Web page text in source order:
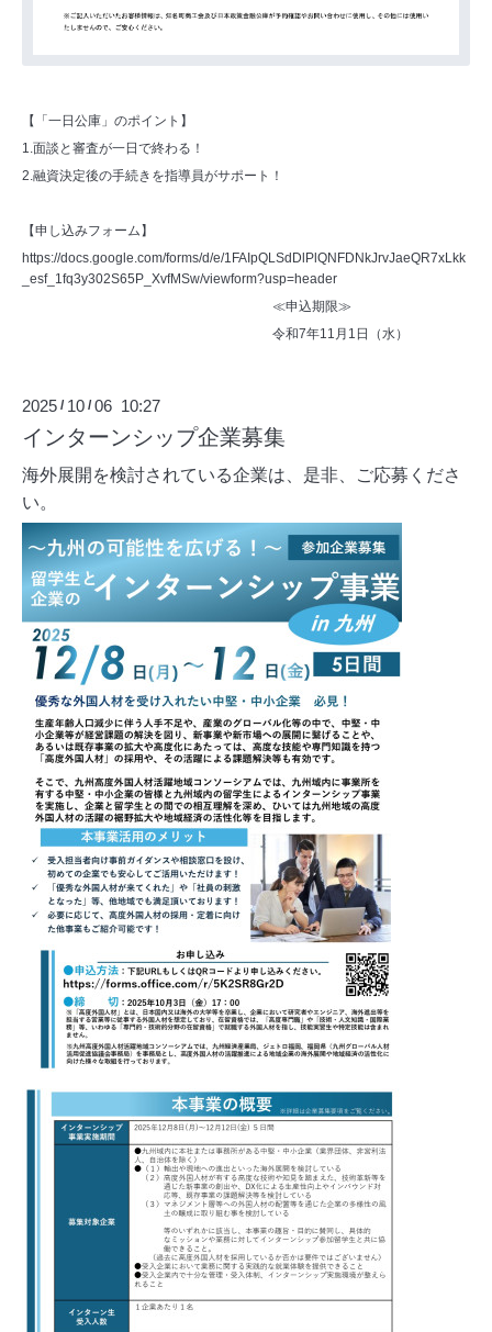
【「一日公庫」のポイント】
1.面談と審査が一日で終わる！
2.融資決定後の手続きを指導員がサポート！
【申し込みフォーム】
https://docs.google.com/forms/d/e/1FAIpQLSdDlPlQNFDNkJrvJaeQR7xLkk
_esf_1fq3y302S65P_XvfMSw/viewform?usp=header
≪申込期限≫
令和7年11月1日（水）
2025 / 10 /06 10:27
インターンシップ企業募集
海外展開を検討されている企業は、是非、ご応募くださ
い。